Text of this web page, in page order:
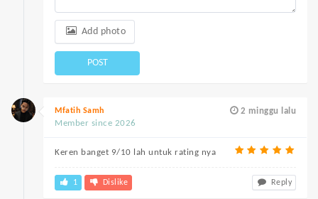
Add photo
POST
2 minggu lalu
Mfatih Samh
Member since 2026
Keren banget 9/10 lah untuk rating nya
1 Dislike Reply